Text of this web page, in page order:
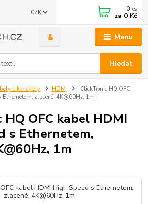
Menu
CZK
Hledat
0 ks
za 0 Kč
a konektory HDMI
ClickTronic HQ OFC
Ethernetem, zlacené, 4K@60Hz, 1m
HQ OFC kabel HDMI
s Ethernetem,
1m